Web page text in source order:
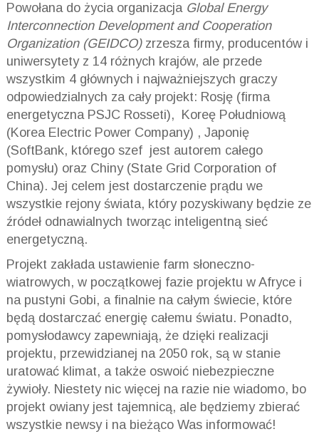
Powołana do życia organizacja Global Energy
Interconnection Development and Cooperation
Organization (GEIDCO)zrzesza firmy, producentów i
uniwersytety z 14 różnych krajów, ale przede
wszystkim 4 głównych i najważniejszych graczy
odpowiedzialnych za cały projekt: Rosję (firma
energetyczna PSJC Rosseti), Koreę Południową
(Korea Electric Power Company) , Japonię
(SoftBank, którego szef jest autorem całego
pomysłu) oraz Chiny (State Grid Corporation of
China). Jej celem jest dostarczenie prądu we
wszystkie rejony świata, który pozyskiwany będzie ze
źródeł odnawialnych tworząc inteligentną sieć
energetyczną.
Projekt zakłada ustawienie farm słoneczno-
wiatrowych, w początkowej fazie projektu w Afryce i
na pustyni Gobi, a finalnie na całym świecie, które
będą dostarczać energię całemu światu. Ponadto,
pomysłodawcy zapewniają, że dzięki realizacji
projektu, przewidzianej na 2050 rok, są w stanie
uratować klimat, a także oswoić niebezpieczne
żywioły. Niestety nic więcej na razie nie wiadomo, bo
projekt owiany jest tajemnicą, ale będziemy zbierać
wszystkie newsy i na bieżąco Was informować!